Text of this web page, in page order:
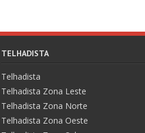
TELHADISTA
Telhadista
Telhadista Zona Leste
Telhadista Zona Norte
Telhadista Zona Oeste